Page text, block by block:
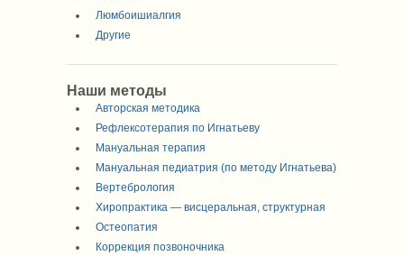
Люмбоишиалгия
Другие
Наши методы
Авторская методика
Рефлексотерапия по Игнатьеву
Мануальная терапия
Мануальная педиатрия (по методу Игнатьева)
Вертебрология
Хиропрактика — висцеральная, структурная
Остеопатия
Коррекция позвоночника